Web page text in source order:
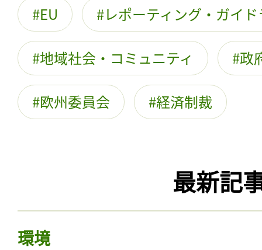
EU レポーティング・ガイ
地域社会・コミュニティ 政
欧州委員会 経済制裁
最新記
環境